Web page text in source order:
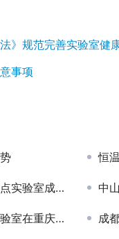
》规范完善实验室健
事项
恒
室成功入选 中
行揭牌仪式 成都